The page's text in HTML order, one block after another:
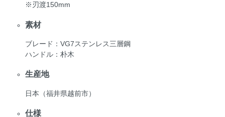
※刃渡150mm
素材
ブレード：VG7ステンレス三層鋼
ハンドル：朴木
生産地
日本（福井県越前市）
仕様